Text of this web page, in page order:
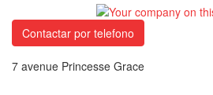
Contactar por telefono
7 avenue Princesse Grace